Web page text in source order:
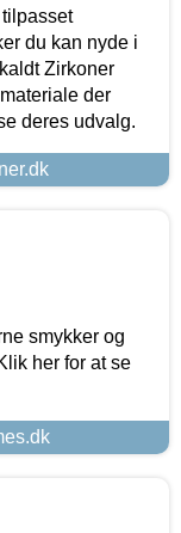
du kan nyde i
Zirkoner
der
deres udvalg.
smykker og
her for at se